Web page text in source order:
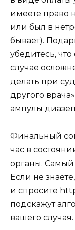
имеете право
или был в
бывает).
убедитесь,
случае
делать при
другого
ампулы
Финальный
час в
органы.
Если не
и спросите
подскажут
вашего случая.